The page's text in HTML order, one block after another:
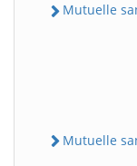
Mutuelle
Mutuelle